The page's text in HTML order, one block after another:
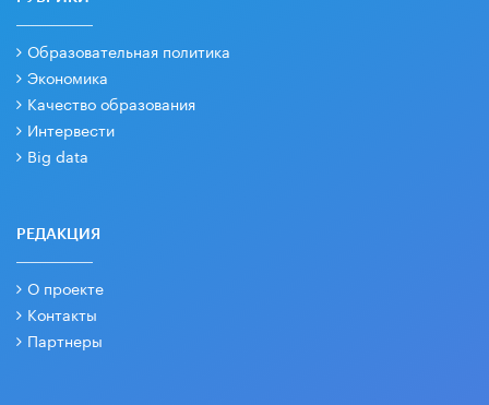
Образовательная политика
Экономика
Качество образования
Интервести
Big data
РЕДАКЦИЯ
О проекте
Контакты
Партнеры